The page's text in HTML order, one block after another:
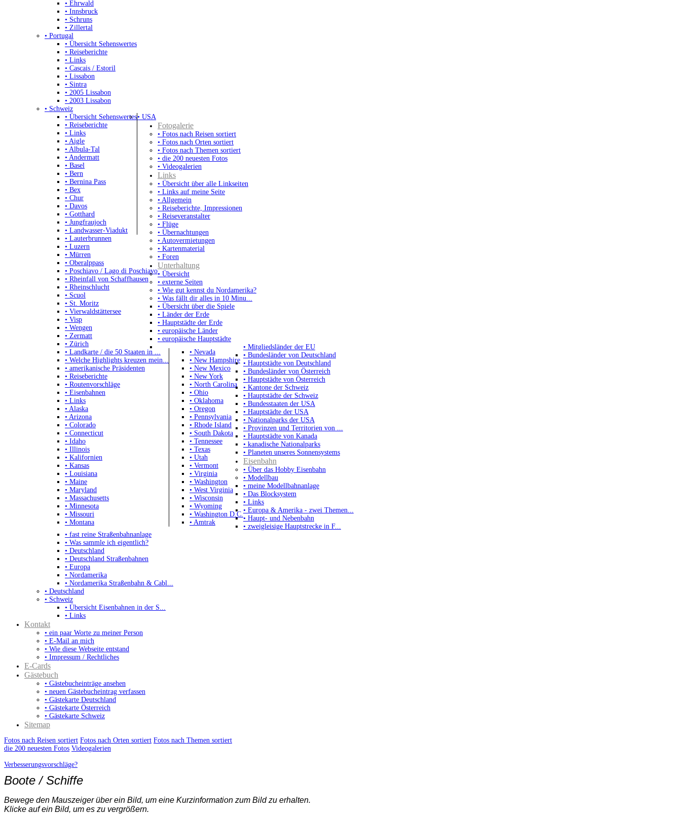
• Ehrwald
• Innsbruck
• Schruns
• Zillertal
• Portugal
• Übersicht Sehenswertes
• Reiseberichte
• Links
• Cascais / Estoril
• Lissabon
• Sintra
• 2005 Lissabon
• 2003 Lissabon
• Schweiz
• Übersicht Sehenswertes
• Reiseberichte
• Links
• Aigle
• Albula-Tal
• Andermatt
• Basel
• Bern
• Bernina Pass
• Bex
• Chur
• Davos
• Gotthard
• Jungfraujoch
• Landwasser-Viadukt
• Lauterbrunnen
• Luzern
• Mürren
• Oberalppass
• Poschiavo / Lago di Poschiavo
• Rheinfall von Schaffhausen
• Rheinschlucht
• Scuol
• St. Moritz
• Vierwaldstättersee
• Visp
• Wengen
• Zermatt
• Zürich
• USA
• Landkarte / die 50 Staaten in ...
• Welche Highlights kreuzen mein...
• amerikanische Präsidenten
• Reiseberichte
• Routenvorschläge
• Eisenbahnen
• Links
• Alaska
• Arizona
• Colorado
• Connecticut
• Idaho
• Illinois
• Kalifornien
• Kansas
• Louisiana
• Maine
• Maryland
• Massachusetts
• Minnesota
• Missouri
• Montana
• Nevada
• New Hampshire
• New Mexico
• New York
• North Carolina
• Ohio
• Oklahoma
• Oregon
• Pennsylvania
• Rhode Island
• South Dakota
• Tennessee
• Texas
• Utah
• Vermont
• Virginia
• Washington
• West Virginia
• Wisconsin
• Wyoming
• Washington D.C.
• Amtrak
Fotogalerie
• Fotos nach Reisen sortiert
• Fotos nach Orten sortiert
• Fotos nach Themen sortiert
• die 200 neuesten Fotos
• Videogalerien
Links
• Übersicht über alle Linkseiten
• Links auf meine Seite
• Allgemein
• Reiseberichte, Impressionen
• Reiseveranstalter
• Flüge
• Übernachtungen
• Autovermietungen
• Kartenmaterial
• Foren
Unterhaltung
• Übersicht
• externe Seiten
• Wie gut kennst du Nordamerika?
• Was fällt dir alles in 10 Minu...
• Übersicht über die Spiele
• Länder der Erde
• Hauptstädte der Erde
• europäische Länder
• europäische Hauptstädte
• Mitgliedsländer der EU
• Bundesländer von Deutschland
• Hauptstädte von Deutschland
• Bundesländer von Österreich
• Hauptstädte von Österreich
• Kantone der Schweiz
• Hauptstädte der Schweiz
• Bundesstaaten der USA
• Hauptstädte der USA
• Nationalparks der USA
• Provinzen und Territorien von ...
• Hauptstädte von Kanada
• kanadische Nationalparks
• Planeten unseres Sonnensystems
Eisenbahn
• Über das Hobby Eisenbahn
• Modellbau
• meine Modellbahnanlage
• Das Blocksystem
• Links
• Europa & Amerika - zwei Themen...
• Haupt- und Nebenbahn
• zweigleisige Hauptstrecke in F...
• fast reine Straßenbahnanlage
• Was sammle ich eigentlich?
• Deutschland
• Deutschland Straßenbahnen
• Europa
• Nordamerika
• Nordamerika Straßenbahn & Cabl...
• Deutschland
• Schweiz
• Übersicht Eisenbahnen in der S...
• Links
Kontakt
• ein paar Worte zu meiner Person
• E-Mail an mich
• Wie diese Webseite entstand
• Impressum / Rechtliches
E-Cards
Gästebuch
• Gästebucheinträge ansehen
• neuen Gästebucheintrag verfassen
• Gästekarte Deutschland
• Gästekarte Österreich
• Gästekarte Schweiz
Sitemap
Fotos nach Reisen sortiert Fotos nach Orten sortiert Fotos nach Themen sortiert
die 200 neuesten Fotos Videogalerien
Verbesserungsvorschläge?
Boote / Schiffe
Bewege den Mauszeiger über ein Bild, um eine Kurzinformation zum Bild zu erhalten.
Klicke auf ein Bild, um es zu vergrößern.